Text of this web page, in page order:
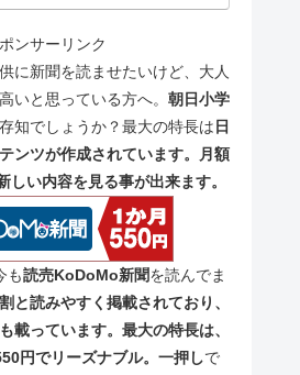
ンサーリンク
に新聞を読ませたいけど、大人
いと思っている方へ。 朝日小学
知でしょうか？最大の特長は 日
ンツが作成されています。月額
しい内容を見る事が出来ます。
も読売KoDoMo新聞を読んでま
と読みやすく掲載されており、
載っています。最大の特長は、
円でリーズナブル。一押しで